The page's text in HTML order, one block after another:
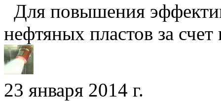
Для повышения
нефтяных пластов за
23 января 2014 г.